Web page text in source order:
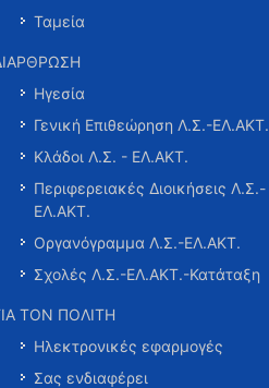
Ταμεία
Ηγεσία
Γενική Επιθεώρηση Λ.Σ.-ΕΛ.ΑΚΤ.
Κλάδοι Λ.Σ. - ΕΛ.ΑΚΤ.
Περιφερειακές Διοικήσεις Λ.Σ.-
ΕΛ.ΑΚΤ.
Οργανόγραμμα Λ.Σ.-ΕΛ.ΑΚΤ.
Σχολές Λ.Σ.-ΕΛ.ΑΚΤ.-Κατάταξη
ΤΟΝ ΠΟΛΙΤΗ
Ηλεκτρονικές εφαρμογές
Σας ενδιαφέρει